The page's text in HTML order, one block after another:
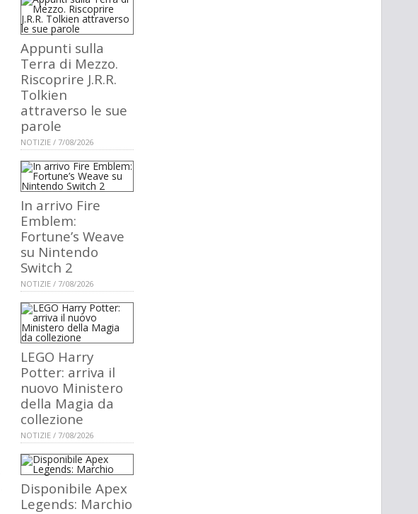
Appunti sulla
Terra di Mezzo.
Riscoprire J.R.R.
Tolkien
attraverso le sue
parole
NOTIZIE / 7/08/2026
In arrivo Fire
Emblem:
Fortune’s Weave
su Nintendo
Switch 2
NOTIZIE / 7/08/2026
LEGO Harry
Potter: arriva il
nuovo Ministero
della Magia da
collezione
NOTIZIE / 7/08/2026
Disponibile Apex
Legends: Marchio